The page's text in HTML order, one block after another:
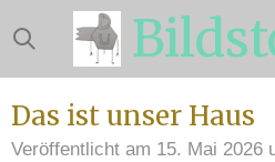
Zum
Hauptinhalt
springen
Das ist unser Haus
Veröffentlicht am 15. Mai 2026